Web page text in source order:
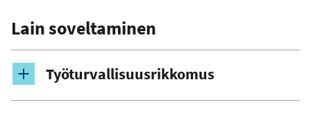
Lain soveltaminen
Työturvallisuusrikkomus